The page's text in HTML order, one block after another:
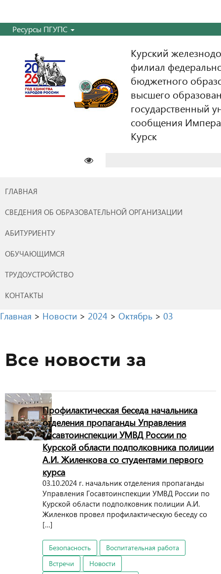
Ресурсы ПГУПС
Курский
филиал
бюджетного
высшего
государственный
сообщения
Курск
ГЛАВНАЯ
СВЕДЕНИЯ ОБ ОБРАЗОВАТЕЛЬНОЙ ОРГАНИЗАЦИИ
АБИТУРИЕНТУ
ОБУЧАЮЩИМСЯ
ТРУДОУСТРОЙСТВО
КОНТАКТЫ
Главная > Новости > 2024 > Октябрь > 03
Все новости за
Профилактическая беседа начальника
отделения пропаганды Управления
Госавтоинспекции УМВД России по
Курской области подполковника полиции
А.И. Жиленкова со студентами первого
курса
03.10.2024 г. начальник отделения пропаганды
Управления Госавтоинспекции УМВД России по
Курской области подполковник полиции А.И.
Жиленков провел профилактическую беседу со
[…]
Безопасность
Воспитательная работа
Встречи
Новости